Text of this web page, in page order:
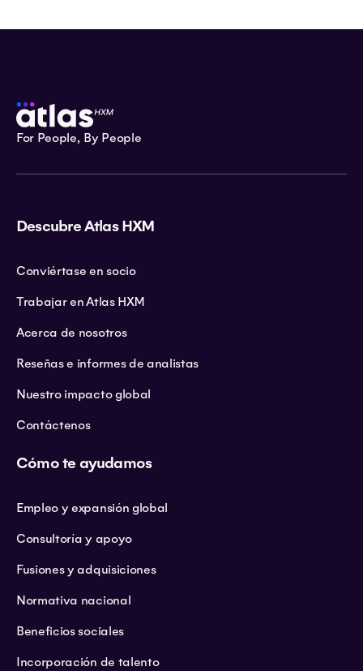
For People, By People
Descubre Atlas HXM
Conviértase en socio
Trabajar en Atlas HXM
Acerca de nosotros
Reseñas e informes de analistas
Nuestro impacto global
Contáctenos
Cómo te ayudamos
Empleo y expansión global
Consultoría y apoyo
Fusiones y adquisiciones
Normativa nacional
Beneficios sociales
Incorporación de talento